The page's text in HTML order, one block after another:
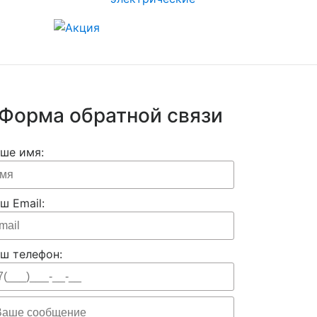
обратной связи
имя:
Email:
телефон: